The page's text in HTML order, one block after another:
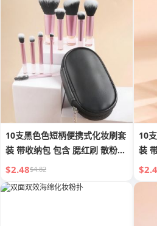
10支黑色色短柄便携式化妆刷套
装 带收纳包 包含 腮红刷 散粉刷
眼影刷 睫毛刷 眉刷 晕染刷
$2.48$4.82
10
装
眼